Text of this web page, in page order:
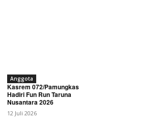
Anggota
Kasrem 072/Pamungkas
Hadiri Fun Run Taruna
Nusantara 2026
12 Juli 2026